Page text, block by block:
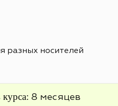
разных носителей
курса: 8 месяцев